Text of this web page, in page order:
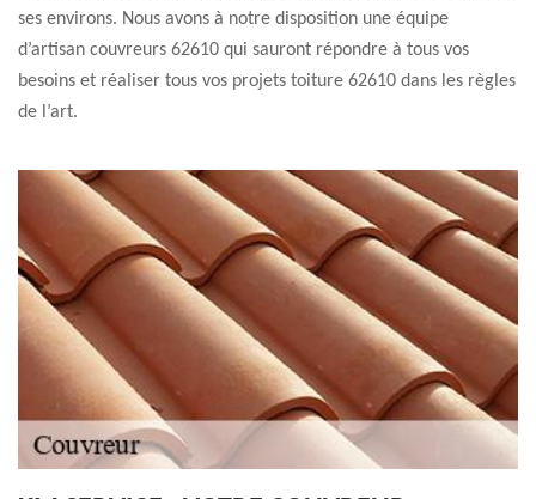
ses environs. Nous avons à notre disposition une équipe
d’artisan couvreurs 62610 qui sauront répondre à tous vos
besoins et réaliser tous vos projets toiture 62610 dans les règles
de l’art.